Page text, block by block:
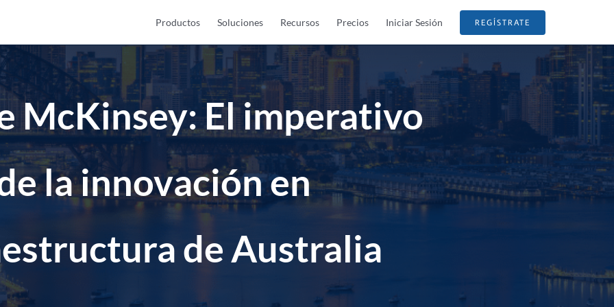
Productos Soluciones Recursos Precios Iniciar Sesión REGÍSTRATE
McKinsey: El imperativo
la innovación en
de Australia